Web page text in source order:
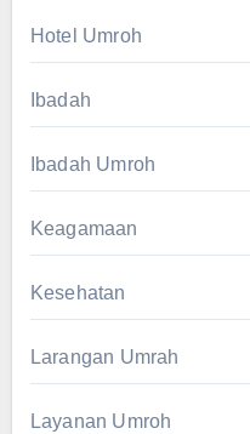
Hotel Umroh
Ibadah
Ibadah Umroh
Keagamaan
Kesehatan
Larangan Umrah
Layanan Umroh